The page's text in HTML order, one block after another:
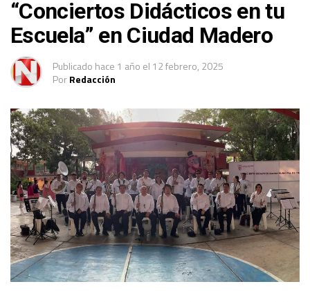
“Conciertos Didácticos en tu
Escuela” en Ciudad Madero
Publicado hace 1 año el 12 febrero, 2025
PorRedacción